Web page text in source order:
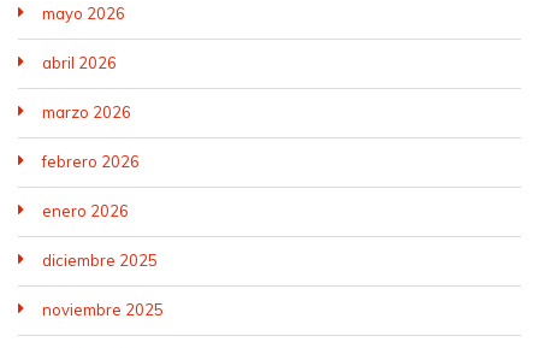
mayo 2026
abril 2026
marzo 2026
febrero 2026
enero 2026
diciembre 2025
noviembre 2025